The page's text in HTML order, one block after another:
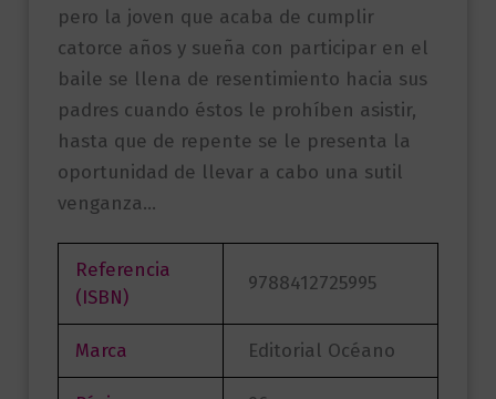
pero la joven que acaba de cumplir
catorce años y sueña con participar en el
baile se llena de resentimiento hacia sus
padres cuando éstos le prohíben asistir,
hasta que de repente se le presenta la
oportunidad de llevar a cabo una sutil
venganza…
Referencia
(ISBN)
9788412725995
Marca Editorial Océano